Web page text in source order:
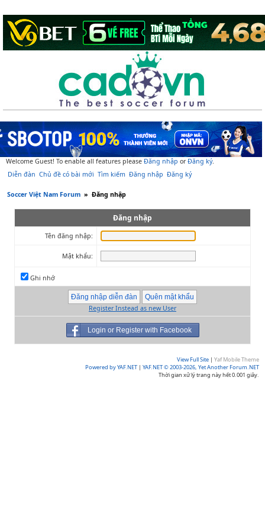
Welcome Guest! To enable all features please Đăng nhập orĐăng ký.
Diễn đàn Chủ đề có bài mới Tìm kiếm Đăng nhập Đăng ký
Soccer Việt Nam Forum » Đăng nhập
Đăng nhập
Tên đăng nhập:
Mật khẩu:
Ghi nhớ
Register Instead as new User
Login or Register with Facebook
View Full Site | Yaf Mobile Theme
Powered by YAF.NET | YAF.NET © 2003-2026, Yet Another Forum.NET
Thời gian xử lý trang này hết 0.001 giây.